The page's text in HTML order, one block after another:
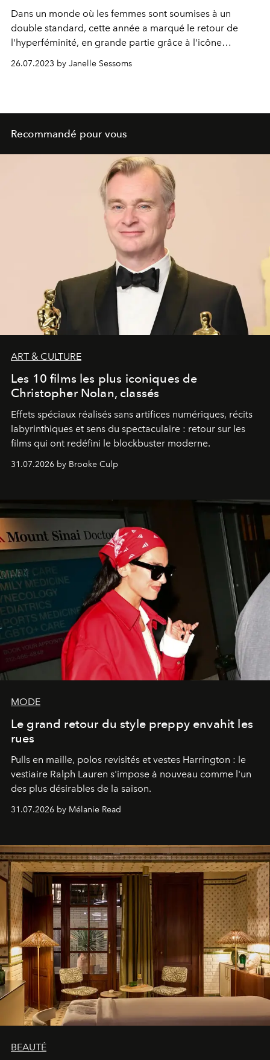
Dans un monde où les femmes sont soumises à un
double standard, cette année a marqué le retour de
l'hyperféminité, en grande partie grâce à l'icône
féministe Barbie.
26.07.2023 by Janelle Sessoms
Recommandé pour vous
ART & CULTURE
Les 10 films les plus iconiques de
Christopher Nolan, classés
Effets spéciaux réalisés sans artifices numériques, récits
labyrinthiques et sens du spectaculaire : retour sur les
films qui ont redéfini le blockbuster moderne.
31.07.2026 by Brooke Culp
MODE
Le grand retour du style preppy envahit les
rues
Pulls en maille, polos revisités et vestes Harrington : le
vestiaire Ralph Lauren s'impose à nouveau comme l'un
des plus désirables de la saison.
31.07.2026 by Mélanie Read
BEAUTÉ